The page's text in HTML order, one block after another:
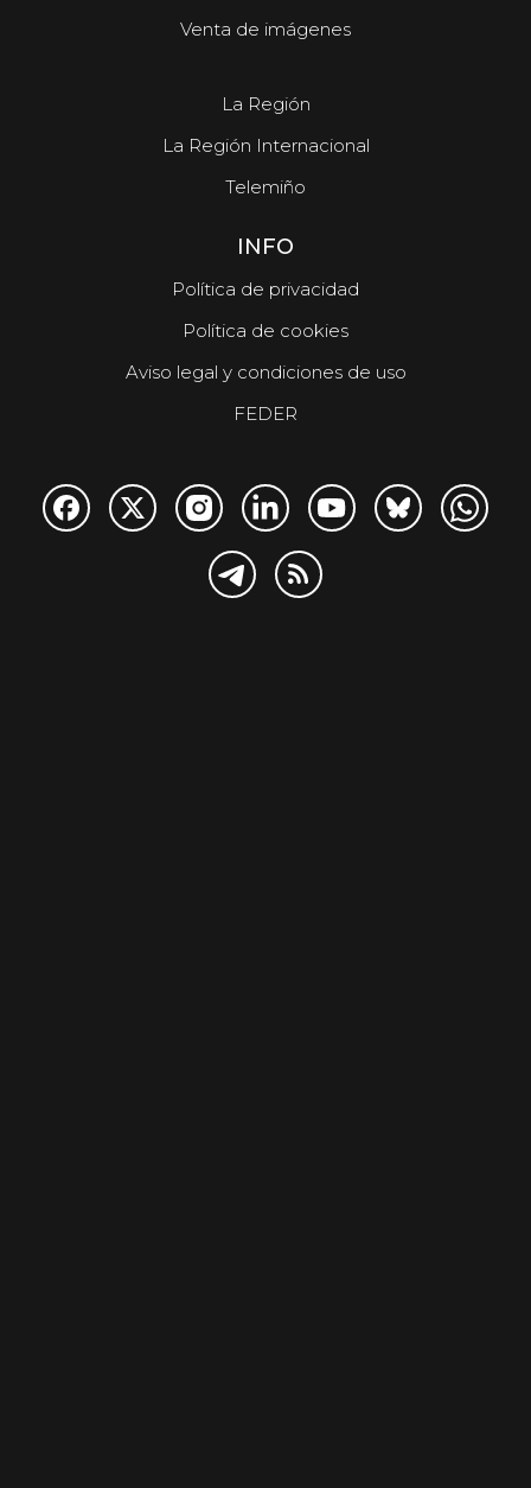
Venta de imágenes
La Región
La Región Internacional
Telemiño
INFO
Política de privacidad
Política de cookies
Aviso legal y condiciones de uso
FEDER